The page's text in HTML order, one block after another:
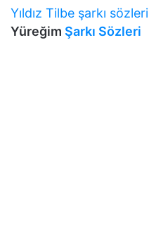
Yıldız Tilbe şarkı sözleri
Yüreğim Şarkı Sözleri